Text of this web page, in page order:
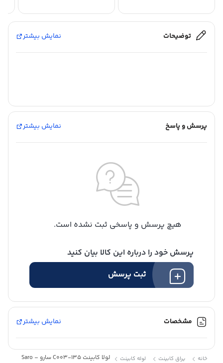
توضیحات نمایش بیشتر
شارژ کیف پول
پرسش و پاسخ نمایش بیشتر
هیچ پرسش و پاسخی ثبت نشده است.
پرسش خود را درباره این کالا بیان کنید
ثبت پرسش
مشخصات نمایش بیشتر
خانه یراق کابینت لوله کابینت لولا کابینت C003-135 سارو – Saro